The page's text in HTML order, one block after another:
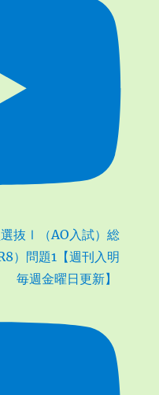
抜Ⅰ（AO入試）総
）問題1【週刊入明
週金曜日更新】